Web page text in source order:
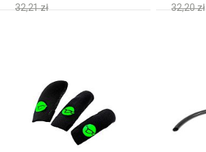
32,21 zł 32,20 zł